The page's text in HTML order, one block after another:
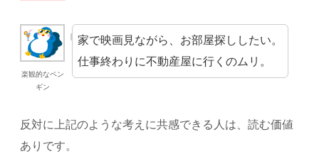
楽観的なペン
ギン
家で映画見ながら、お部屋探ししたい。
仕事終わりに不動産屋に行くのムリ。
反対に上記のような考えに共感できる人は、読む価値
ありです。